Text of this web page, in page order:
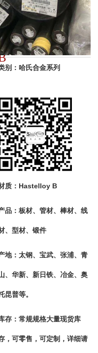
名：Hastelloy
别：哈氏合金系列
质：Hastelloy B
品：板材、管材、棒材、线
、型材、锻件
地：太钢、宝武、张浦、青
、华新、新日铁、冶金、奥
昆普等。
存：常规规格大量现货库
，可零售，可定制，详细请